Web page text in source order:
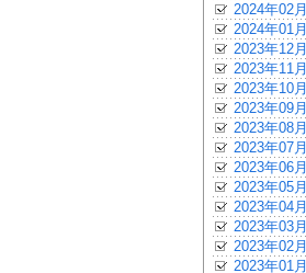
2024年02月
2024年01月
2023年12月
2023年11月
2023年10月
2023年09月
2023年08月
2023年07月
2023年06月
2023年05月
2023年04月
2023年03月
2023年02月
2023年01月